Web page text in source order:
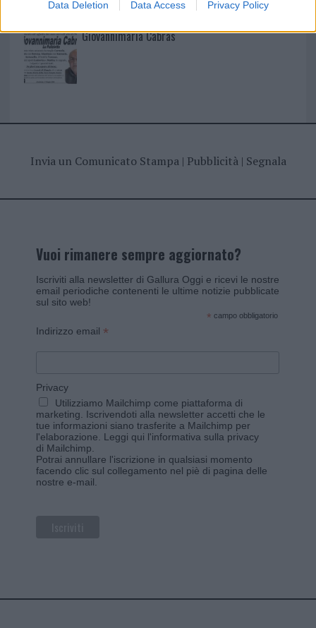
Data Deletion Data Access Privacy Policy
Giovannimaria Cabras
Invia un Comunicato Stampa| Pubblicità| Segnala
Vuoi rimanere sempre aggiornato?
Iscriviti alla newsletter di Gallura Oggi e ricevi le nostre
email periodiche contenenti le ultime notizie pubblicate
sul sito web!
* campo obbligatorio
Indirizzo email *
Privacy
Utilizziamo Mailchimp come piattaforma di
marketing. Iscrivendoti alla newsletter accetti che le
tue informazioni siano trasferite a Mailchimp per
l'elaborazione. Leggi qui l'informativa sulla privacy
di Mailchimp
Potrai annullare l'iscrizione in qualsiasi momento
facendo clic sul collegamento nel piè di pagina delle
nostre e-mail.